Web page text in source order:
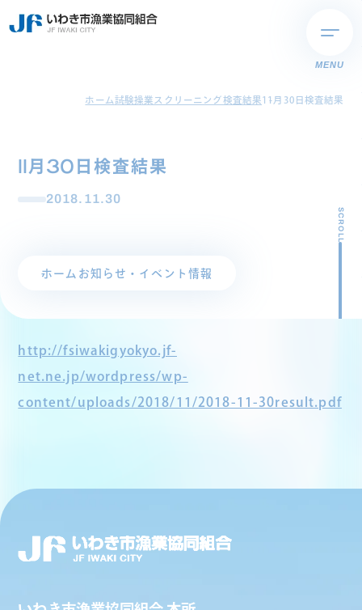
MENU
ホーム試験操業スクリーニング検査結果11月30日検査結果
11月30日検査結果
2018.11.30
ホーム お知らせ・イベント情報
SCROLL
http://fsiwakigyokyo.jf-
net.ne.jp/wordpress/wp-
content/uploads/2018/11/2018-11-30result.pdf